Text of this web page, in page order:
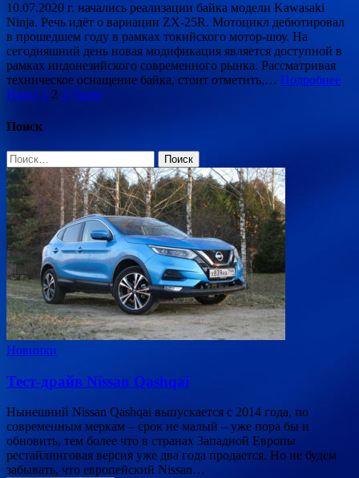
10.07.2020 г. начались реализации байка модели Kawasaki
Ninja. Речь идёт о вариации ZX-25R. Мотоцикл дебютировал
в прошедшем году в рамках токийского мотор-шоу. На
сегодняшний день новая модификация является доступной в
рамках индонезийского современного рынка. Рассматривая
техническое оснащение байка, стоит отметить,… Подробнее
Пагинация
записей
Назад 1 2 3 Далее
Поиск
Найти:
Новинки
Тест-драйв Nissan Qashqai
Нынешний Nissan Qashqai выпускается с 2014 года, по
современным меркам – срок не малый – уже пора бы и
обновить, тем более что в странах Западной Европы
рестайлинговая версия уже два года продается. Но не будем
забывать, что европейский Nissan…